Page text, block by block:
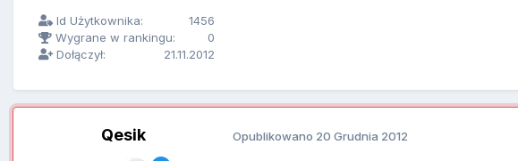
Id Użytkownika:
1456
Wygrane w rankingu:
0
Dołączył:
21.11.2012
Qesik Opublikowano 20 Grudnia 2012